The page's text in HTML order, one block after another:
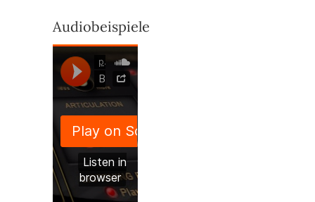
Audiobeispiele